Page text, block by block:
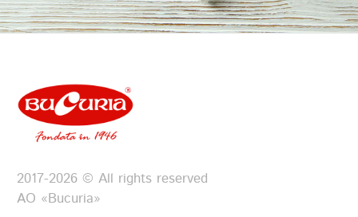
2017-2026 © All rights reserved
АО «Bucuria»